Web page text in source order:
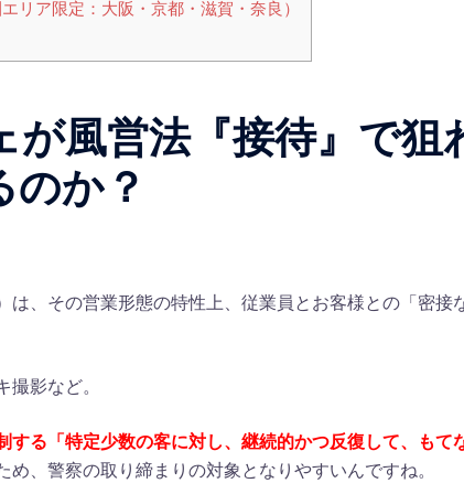
リア限定：大阪・京都・滋賀・奈良）
風営法『接待』で狙
のか？
、その営業形態の特性上、従業員とお客様との「密接
影など。
する「特定少数の客に対し、継続的かつ反復して、もて
め、警察の取り締まりの対象となりやすいんですね。